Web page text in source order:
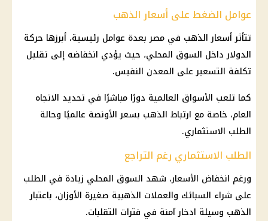
عوامل الضغط على أسعار الذهب
تتأثر أسعار الذهب في مصر بعدة عوامل رئيسية، أبرزها حركة
الدولار داخل السوق المحلي، حيث يؤدي انخفاضه إلى تقليل
تكلفة التسعير على المعدن النفيس.
كما تلعب الأسواق العالمية دورًا مباشرًا في تحديد الاتجاه
العام، خاصة مع ارتباط الذهب بسعر الأونصة عالميًا وحالة
الطلب الاستثماري.
الطلب الاستثماري رغم التراجع
ورغم انخفاض الأسعار، شهد السوق المحلي زيادة في الطلب
على شراء السبائك والعملات الذهبية صغيرة الأوزان، باعتبار
الذهب وسيلة ادخار آمنة في فترات التقلبات.